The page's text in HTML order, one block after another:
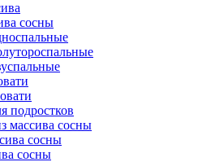
сосны
подростков
массива сосны
сосны
сосны